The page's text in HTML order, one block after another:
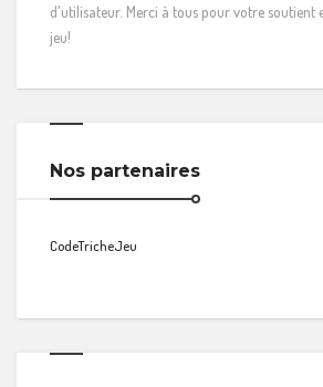
d'utilisateur. Merci à tous pour votre soutient
jeu!
Nos partenaires
CodeTricheJeu